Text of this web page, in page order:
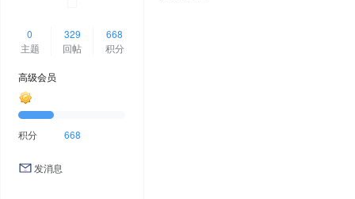
0
主题
329
回帖
668
积分
高级会员
积分 668
发消息